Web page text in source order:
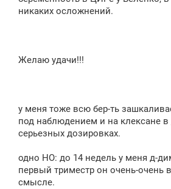
никаких осложнений.
Желаю удачи!!!
у меня тоже всю бер-ть
под наблюдением и на клексане
серьезных дозировках.
одно НО: до 14 недель у меня д-
первый триместр он очень-очень
смысле.